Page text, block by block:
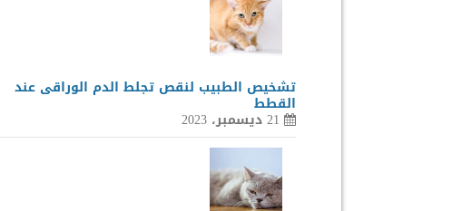
تشخيص الطبيب لنقص تجلط الدم الوراقى عند
القطط
21 ديسمبر، 2023